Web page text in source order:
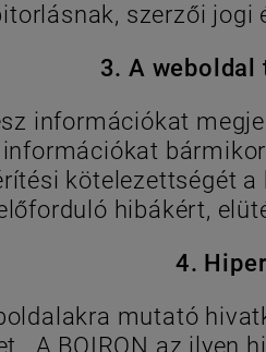
szerzői
3. A
információkat
kötelezettségét
hibákért,
4.
mutató
A BOIRON az